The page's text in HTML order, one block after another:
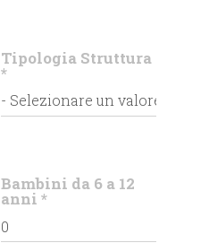
Tipologia Struttura
*
Bambini da 6 a 12
anni *